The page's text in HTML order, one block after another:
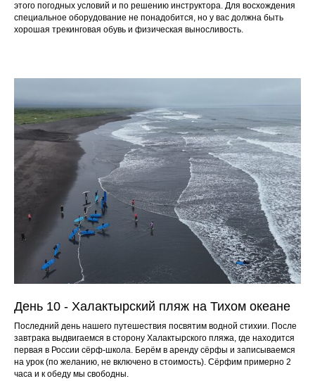
этого погодных условий и по решению инструктора. Для восхождения
специальное оборудование не понадобится, но у вас должна быть
хорошая трекинговая обувь и физическая выносливость.
День 10 - Халактырский пляж на Тихом океане
Последний день нашего путешествия посвятим водной стихии. После
завтрака выдвигаемся в сторону Халактырского пляжа, где находится
первая в России сёрф-школа. Берём в аренду сёрфы и записываемся
на урок (по желанию, не включено в стоимость). Сёрфим примерно 2
часа и к обеду мы свободны.